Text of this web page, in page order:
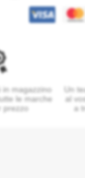
in magazzino
le marche
prezzo
Un
al
a